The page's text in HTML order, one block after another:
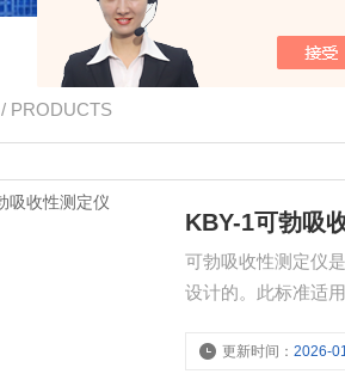
/ PRODUCTS
KBY-1可勃吸
可勃吸收性测定仪
设计的。此标准适
更新时间：2026-